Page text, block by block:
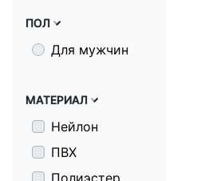
ПОЛ
Для мужчин
МАТЕРИАЛ
Нейлон
ПВХ
Полиэстер